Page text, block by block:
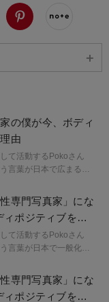
ゃり女性の姿をみた
）
LINE
の僕が今、ボディ
由
て活動するPokoさん
言葉が日本で広まる以
ブを見つめて」では、
を、Pokoさん自身の経
は、ボディポジティブ
にも目を向けながら、
について語ります。
専門写真家」にな
ィポジティブを見
て活動するPokoさん
言葉が日本で一般化す
ディポジティブを見つ
社会との関係につい
専門写真家」にな
ィポジティブを見